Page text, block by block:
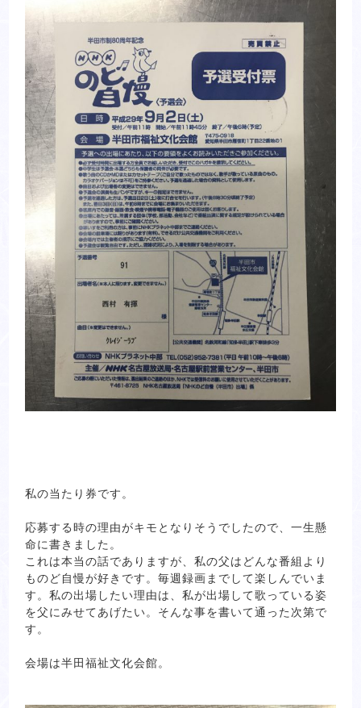
私の当たり券です。
応募する時の理由がキモとなりそうでしたので、一生懸
命に書きました。
これは本当の話でありますが、私の父はどんな番組より
ものど自慢が好きです。毎週録画までして楽しんでいま
す。私の出場したい理由は、私が出場して歌っている姿
を父にみせてあげたい。そんな事を書いて通った次第で
す。
会場は半田福祉文化会館。